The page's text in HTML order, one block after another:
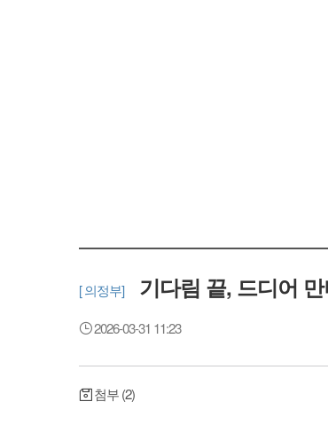
[ 의정부] 기다림 끝, 드디어
2026-03-31 11:23
첨부 (2)